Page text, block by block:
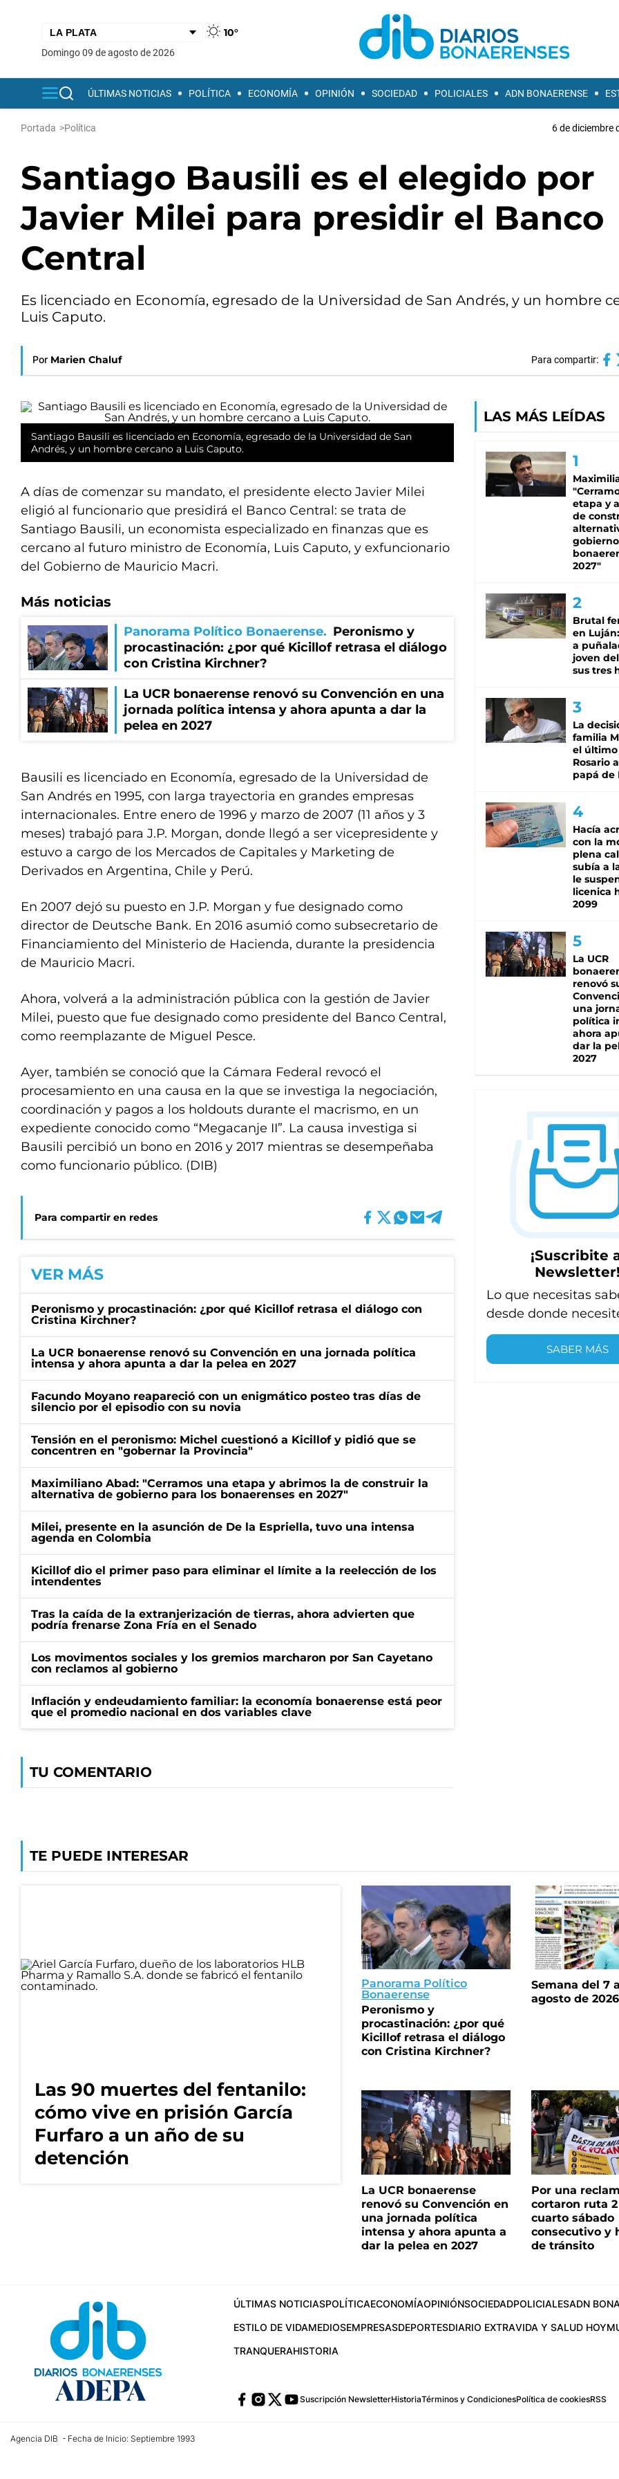
10°
domingo 09 de agosto de 2026
ÚLTIMAS NOTICIAS POLÍTICA ECONOMÍA OPINIÓN SOCIEDAD POLICIALES ADN BONAERENSE
Portada >Política 6 de diciembre
Santiago Bausili es el elegido por
Javier Milei para presidir el Banco
Central
Es licenciado en Economía, egresado de la Universidad de San Andrés, y un hombre
Luis Caputo.
Por Marien Chaluf Para compartir:
Santiago Bausili es licenciado en Economía, egresado de la Universidad de San
Andrés, y un hombre cercano a Luis Caputo.
A días de comenzar su mandato, el presidente electo Javier Milei
eligió al funcionario que presidirá el Banco Central: se trata de
Santiago Bausili, un economista especializado en finanzas que es
cercano al futuro ministro de Economía, Luis Caputo, y exfuncionario
del Gobierno de Mauricio Macri.
Más noticias
Panorama Político Bonaerense
Peronismo y
procastinación: ¿por qué Kicillof retrasa el diálogo
con Cristina Kirchner?
La UCR bonaerense renovó su Convención en una
jornada política intensa y ahora apunta a dar la
pelea en 2027
Bausili es licenciado en Economía, egresado de la Universidad de
San Andrés en 1995, con larga trayectoria en grandes empresas
internacionales. Entre enero de 1996 y marzo de 2007 (11 años y 3
meses) trabajó para J.P. Morgan, donde llegó a ser vicepresidente y
estuvo a cargo de los Mercados de Capitales y Marketing de
Derivados en Argentina, Chile y Perú.
En 2007 dejó su puesto en J.P. Morgan y fue designado como
director de Deutsche Bank. En 2016 asumió como subsecretario de
Financiamiento del Ministerio de Hacienda, durante la presidencia
de Mauricio Macri.
Ahora, volverá a la administración pública con la gestión de Javier
Milei, puesto que fue designado como presidente del Banco Central,
como reemplazante de Miguel Pesce.
Ayer, también se conoció que la Cámara Federal revocó el
procesamiento en una causa en la que se investiga la negociación,
coordinación y pagos a los holdouts durante el macrismo, en un
expediente conocido como “Megacanje II”. La causa investiga si
Bausili percibió un bono en 2016 y 2017 mientras se desempeñaba
como funcionario público. (DIB)
Para compartir en redes
VER MÁS
Peronismo y procastinación: ¿por qué Kicillof retrasa el diálogo con
Cristina Kirchner?
La UCR bonaerense renovó su Convención en una jornada política
intensa y ahora apunta a dar la pelea en 2027
Facundo Moyano reapareció con un enigmático posteo tras días de
silencio por el episodio con su novia
Tensión en el peronismo: Michel cuestionó a Kicillof y pidió que se
concentren en "gobernar la Provincia"
Maximiliano Abad: "Cerramos una etapa y abrimos la de construir la
alternativa de gobierno para los bonaerenses en 2027"
Milei, presente en la asunción de De la Espriella, tuvo una intensa
agenda en Colombia
Kicillof dio el primer paso para eliminar el límite a la reelección de los
intendentes
Tras la caída de la extranjerización de tierras, ahora advierten que
podría frenarse Zona Fría en el Senado
Los movimentos sociales y los gremios marcharon por San Cayetano
con reclamos al gobierno
Inflación y endeudamiento familiar: la economía bonaerense está peor
que el promedio nacional en dos variables clave
TU COMENTARIO
LAS MÁS LEÍDAS
etapa y
de
2027"
Brutal
en
a
joven
sus tres
La
familia
el último
Rosario
papá de
Hacía
con la
plena
subía a
le
licenica
2099
La UCR
renovó
una
política
ahora
dar la
2027
¡Suscribite
Newsletter!
Lo que necesitas
desde donde
SABER MÁS
TE PUEDE INTERESAR
Las 90 muertes del fentanilo:
cómo vive en prisión García
Furfaro a un año de su
detención
Panorama Político
Bonaerense
Peronismo y
procastinación: ¿por qué
Kicillof retrasa el diálogo
con Cristina Kirchner?
Semana del 7
agosto de 2026
La UCR bonaerense
renovó su Convención en
una jornada política
intensa y ahora apunta a
dar la pelea en 2027
Por una
cortaron ruta
cuarto sábado
consecutivo y
de tránsito
ÚLTIMAS NOTICIASPOLÍTICAECONOMÍAOPINIÓNSOCIEDADPOLICIALESADN
ESTILO DE VIDAMEDIOSEMPRESASDEPORTESDIARIO EXTRAVIDA Y SALUD HOY
TRANQUERAHISTORIA
Suscripción NewsletterHistoriaTérminos y CondicionesPolítica de cookiesRSS
Agencia DIB - Fecha de Inicio: Septiembre 1993